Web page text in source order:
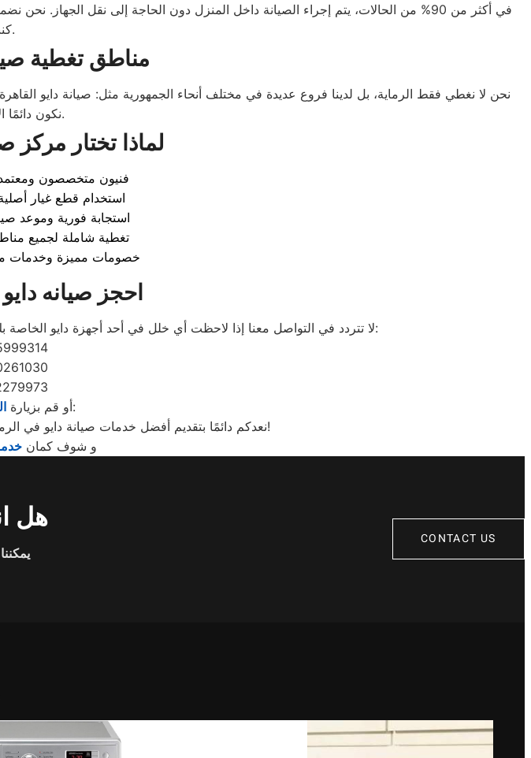
في أكثر من 90% من الحالات، يتم إجراء الصيانة داخل المنزل دون الحاجة إلى نقل الجهاز. نحن نضمن لك سرعة في الاستجابة وجودة في الأداء. فقط اتصل على
كنت.
مناطق تغطية
نحن لا نغطي فقط الرماية، بل لدينا فروع عديدة في مختلف أنحاء الجمهورية مثل: صيانة دايو
نكون دائمًا الأقرب إليكم.
لماذا تختار مركز
فنيون متخصصون
استخدام قطع غيار
استجابة فورية وموعد صيانة
تغطية شاملة لجميع
خصومات مميزة وخدمات
احجز صيانه
لا تتردد في التواصل معنا إذا لاحظت أي خلل في أحد أجهزة دايو الخاصة بك. نحن هنا لخدمتكم على مدار الساعة. يمكنك الاتصال على الأرقام التالية:
أو قم بزيارة:
نعدكم دائمًا بتقديم أفضل خدمات صيانة دايو في الرماية بأعلى جودة وأسرع وقت. نحن في خدمتكم دائمًا!
و شوف كمان
هل
CONTACT US